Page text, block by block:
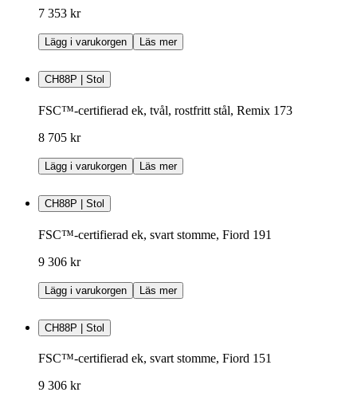
7 353 kr
Lägg i varukorgen Läs mer
CH88P | Stol
FSC™-certifierad ek, tvål, rostfritt stål, Remix 173
8 705 kr
Lägg i varukorgen Läs mer
CH88P | Stol
FSC™-certifierad ek, svart stomme, Fiord 191
9 306 kr
Lägg i varukorgen Läs mer
CH88P | Stol
FSC™-certifierad ek, svart stomme, Fiord 151
9 306 kr